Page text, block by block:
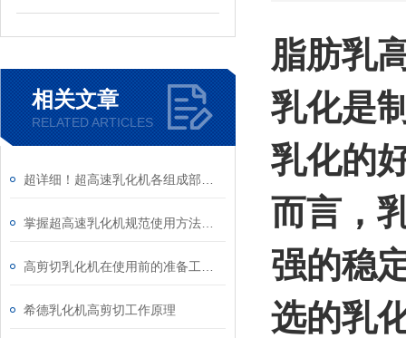
相关文章
RELATED ARTICLES
希德乳化机高剪切工作原理
脂肪乳
乳化是
乳化的
而言，
强的稳
选的乳